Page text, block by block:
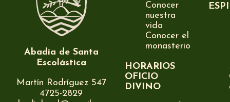
Abadía de Santa
Escolástica
Martín Rodríguez 547
4725-2829
Conocer
nuestra
vida
Conocer el
monasterio
HORARIOS
OFICIO
DIVINO